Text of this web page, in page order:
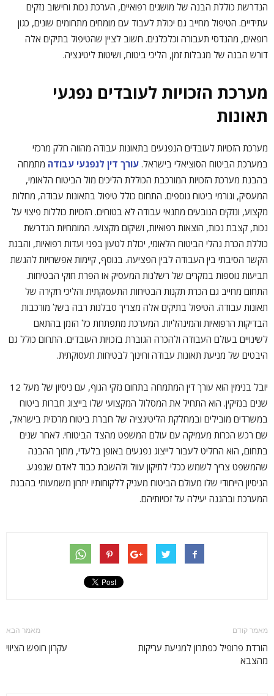
הנדרשת כוללת הבנה של מושגים רפואיים, הערכת נכות וחישוב נזקים
עתידיים. הטיפול מחייב גם יכולת לעבוד עם מומחים מתחומים שונים, כגון
רופאים, מהנדסי תעבורה וכלכלנים. חשוב לציין שהטיפול בתיקים אלה
דורש הבנה של מגבלות זמן, הליכי ביטוח, ושיטות ליטיגציה.
מערכת הזכויות לעובדים נפגעי
תאונות
מערכת הזכויות לעובדים הנפגעים בתאונות עבודה מהווה חלק מרכזי
במערכת הביטוח הסוציאלי בישראל. עורך דין לנפגעי עבודה מתמחה
בהבנת מערכת הזכויות המורכבת הכוללת הליכים מול הביטוח הלאומי,
המעסיק, וגורמי ביטוח נוספים. התחום כולל טיפול בתאונות עבודה, מחלות
מקצוע, ונזקים הנובעים מתנאי עבודה לא בטוחים. הזכויות כוללות פיצוי על
נכות, קצבת נכות, הוצאות רפואיות, ושיקום מקצועי. המומחיות הנדרשת
כוללת הכרת נהלי הביטוח הלאומי, יכולת לטעון בפני ועדות רפואיות, והבנת
הקשר הסיבתי בין העבודה לבין הפציעה. בנוסף, קיימות אפשרויות להגשת
תביעות נוספות במקרים של רשלנות המעסיק או הפרת חוקי הבטיחות.
התחום מחייב גם הכרת תקנות הבטיחות התעסוקתית והליכי חקירה של
תאונות עבודה. הטיפול בתיקים אלה מצריך סבלנות רבה בשל מורכבות
הבדיקות הרפואיות והמינהליות. המערכת מתפתחת כל הזמן בהתאם
לשינויים בעולם העבודה ולהכרה הגוברת בזכויות העובדים. התחום כולל גם
היבטים של מניעת תאונות עבודה וחינוך לבטיחות תעסוקתית.
יובל בנימין הוא עורך דין המתמחה בתחום נזקי הגוף, עם ניסיון של מעל 12
שנים בנזיקין. הוא התחיל את המסלול המקצועי שלו בייצוג חברות ביטוח
במשרדים מובילים ובמחלקת הליטיגציה של חברת ביטוח מרכזית בישראל,
שם רכש הכרות מעמיקה עם עולם המשפט מהצד הביטוחי. לאחר שנים
בתחום, הוא החליט לעבור לייצוג נפגעים באופן בלעדי, מתוך ההבנה
שהמשפט צריך לשמש ככלי לתיקון עוול ולהשבת כבוד לאדם שנפגע.
הניסיון הייחודי שלו מעולם הביטוח מעניק ללקוחותיו יתרון משמעותי בהבנת
המערכת ובהגנה יעילה על זכויותיהם.
מאמר קודם
הורדת פרופיל כפתרון למניעת עריקות
מהצבא
מאמר הבא
עקרון חופש הציווי